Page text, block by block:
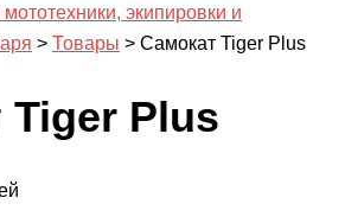
экипировки и
> Товары > Самокат Tiger Plus
Tiger Plus